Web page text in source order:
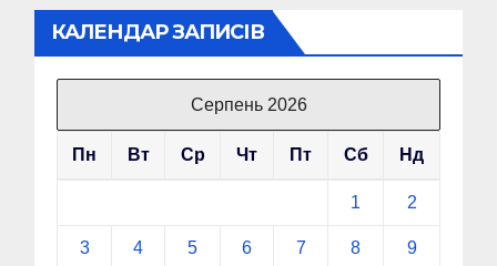
КАЛЕНДАР ЗАПИСІВ
Серпень 2026
Пн Вт Ср Чт Пт Сб Нд
1 2
3 4 5 6 7 8 9